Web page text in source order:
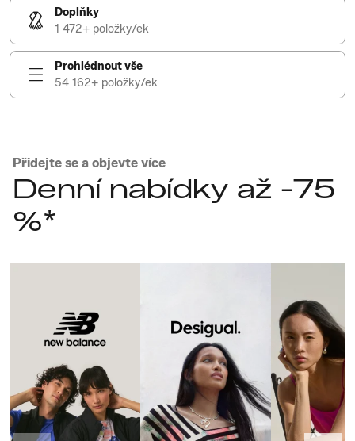
Doplňky
1 472+ položky/ek
Prohlédnout vše
54 162+ položky/ek
Přidejte se a objevte více
Denní nabídky až -75
%*